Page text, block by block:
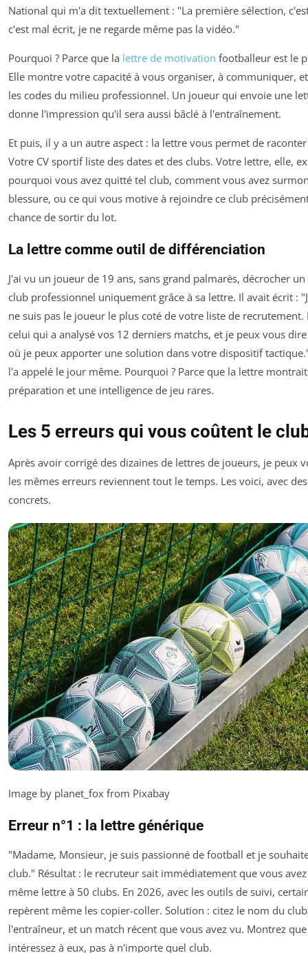
National qui m'a dit textuellement : "La première sélection,
c'est mal écrit, je ne regarde même pas la vidéo."
Pourquoi ? Parce que la lettre de motivation footballeur est le
Elle montre votre capacité à vous organiser, à communiquer,
les codes du milieu professionnel. Un joueur qui envoie une
donne l'impression qu'il sera aussi bâclé à l'entraînement.
Et puis, il y a un autre aspect : la lettre vous permet de
Votre CV sportif liste des dates et des clubs. Votre lettre, elle,
pourquoi vous avez quitté tel club, comment vous avez
blessure, ou ce qui vous motive à rejoindre ce club
chance de sortir du lot.
La lettre comme outil de différenciation
J'ai vu un joueur de 19 ans, sans grand palmarès, décrocher
club professionnel uniquement grâce à sa lettre. Il avait écrit :
ne suis pas le joueur le plus coté de votre liste de recrutement.
celui qui a analysé vos 12 derniers matchs, et je peux vous
où je peux apporter une solution dans votre dispositif
l'a appelé le jour même. Pourquoi ? Parce que la lettre
préparation et une intelligence de jeu rares.
Les 5 erreurs qui vous coûtent le
Après avoir corrigé des dizaines de lettres de joueurs, je peux
les mêmes erreurs reviennent tout le temps. Les voici, avec
concrets.
Image by planet_fox from Pixabay
Erreur n°1 : la lettre générique
"Madame, Monsieur, je suis passionné de football et je
club." Résultat : le recruteur sait immédiatement que vous
même lettre à 50 clubs. En 2026, avec les outils de suivi,
repèrent même les copier-coller. Solution : citez le nom du
l'entraîneur, et un match récent que vous avez vu. Montrez
intéressez à eux, pas à n'importe quel club.